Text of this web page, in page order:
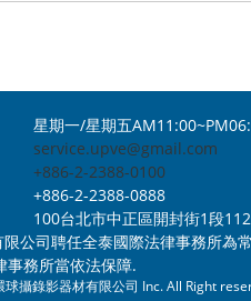
星期一/星期五
service.upve@gmail.com
+886-2-2388-0100
+886-2-2388-0888
100台北市中正區開封街1段
公司聘任全泰國際法律事務所為
事務所當依法保障.
攝錄影器材有限公司 Inc. All Right